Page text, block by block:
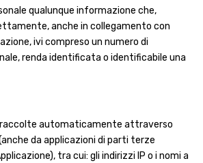
qualunque informazione che,
anche in collegamento con
ivi compreso un numero di
renda identificata o identificabile una
raccolte automaticamente attraverso
da applicazioni di parti terze
tra cui: gli indirizzi IP o i nomi a